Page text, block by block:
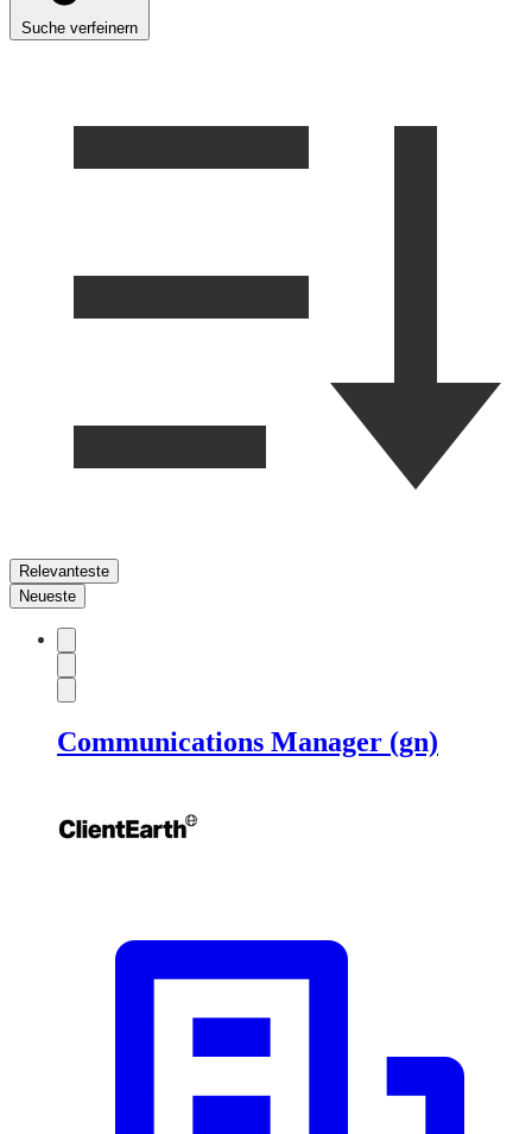
Suche verfeinern
Relevanteste
Neueste
Communications Manager (gn)